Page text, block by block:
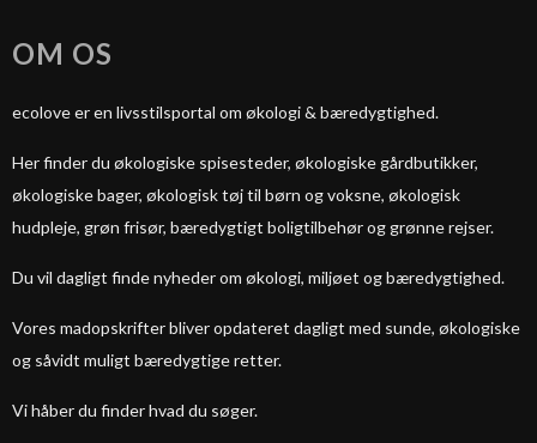
OM OS
ecolove er en livsstilsportal om økologi & bæredygtighed.
Her finder du økologiske spisesteder, økologiske gårdbutikker,
økologiske bager, økologisk tøj til børn og voksne, økologisk
hudpleje, grøn frisør, bæredygtigt boligtilbehør og grønne rejser.
Du vil dagligt finde nyheder om økologi, miljøet og bæredygtighed.
Vores madopskrifter bliver opdateret dagligt med sunde, økologiske
og såvidt muligt bæredygtige retter.
Vi håber du finder hvad du søger.